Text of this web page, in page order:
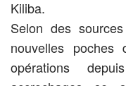
Kiliba.
Selon des
nouvelles
opérations